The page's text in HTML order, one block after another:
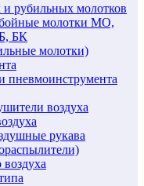
рубильных молотков
молотки МО,
БК
молотки)
пневмоинструмента
воздуха
рукава